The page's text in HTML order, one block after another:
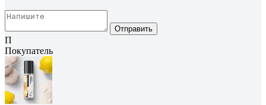
Отправить
П
Покупатель